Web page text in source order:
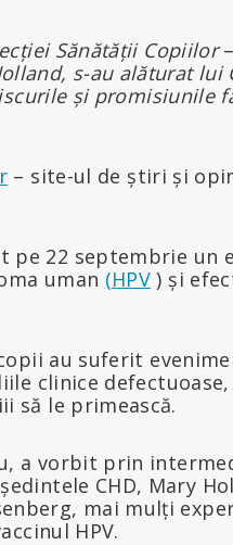
Sănătății Copiilor–
s-au alăturat lui
și promisiunile
– site-ul de știri și
pe 22 septembrie un
uman (HPV ) și
au suferit
clinice
să le primească.
a vorbit prin
CHD, Mary
mai mulți
HPV.